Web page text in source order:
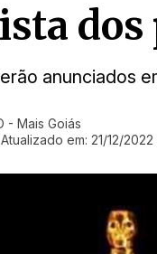
anunciados
- Mais Goiás
Atualizado em: 21/12/